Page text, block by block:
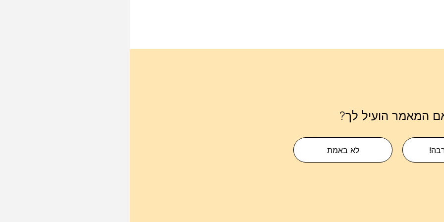
המאמר הועיל לך?
לא באמת